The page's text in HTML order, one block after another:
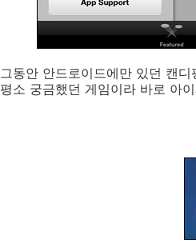
그동안 안드로이드에만 있던 캔
평소 궁금했던 게임이라 바로 아